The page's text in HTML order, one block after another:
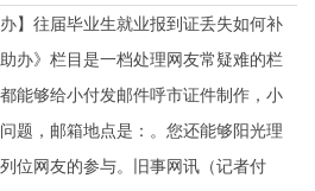
往届毕业生就业报到证丢失如何补
办》栏目是一档处理网友常疑难的栏
能够给小付发邮件呼市证件制作，小
题，邮箱地点是：。您还能够阳光理
位网友的参与。旧事网讯（记者付